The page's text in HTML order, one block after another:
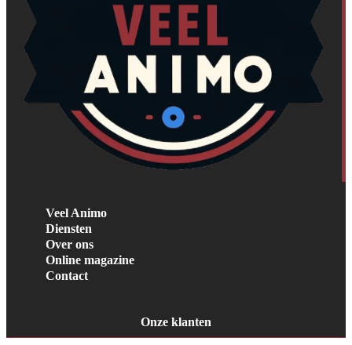
Veel Animo
Diensten
Over ons
Online magazine
Contact
Onze klanten